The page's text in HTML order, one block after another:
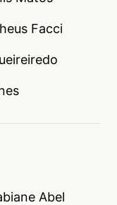
Facci
Abel